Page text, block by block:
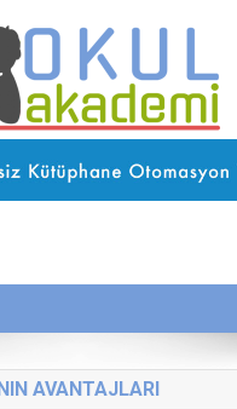
AVANTAJLARI